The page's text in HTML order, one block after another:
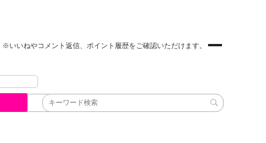
※いいねやコメント返信、ポイント履歴をご確認いただけます。